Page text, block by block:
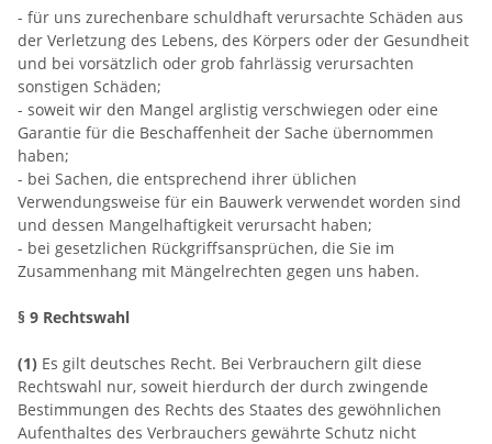
- für uns zurechenbare schuldhaft verursachte Schäden aus
der Verletzung des Lebens, des Körpers oder der Gesundheit
und bei vorsätzlich oder grob fahrlässig verursachten
sonstigen Schäden;
- soweit wir den Mangel arglistig verschwiegen oder eine
Garantie für die Beschaffenheit der Sache übernommen
haben;
- bei Sachen, die entsprechend ihrer üblichen
Verwendungsweise für ein Bauwerk verwendet worden sind
und dessen Mangelhaftigkeit verursacht haben;
- bei gesetzlichen Rückgriffsansprüchen, die Sie im
Zusammenhang mit Mängelrechten gegen uns haben.
§ 9 Rechtswahl
(1) Es gilt deutsches Recht. Bei Verbrauchern gilt diese
Rechtswahl nur, soweit hierdurch der durch zwingende
Bestimmungen des Rechts des Staates des gewöhnlichen
Aufenthaltes des Verbrauchers gewährte Schutz nicht